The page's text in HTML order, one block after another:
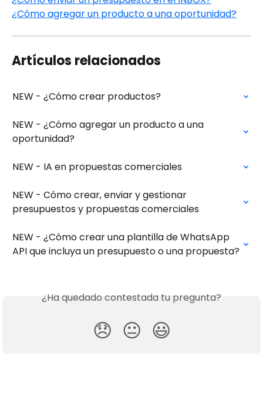
¿Cómo agregar un producto a una oportunidad?
Artículos relacionados
NEW - ¿Cómo crear productos?
NEW - ¿Cómo agregar un producto a una
oportunidad?
NEW - IA en propuestas comerciales
NEW - Cómo crear, enviar y gestionar
presupuestos y propuestas comerciales
NEW - ¿Cómo crear una plantilla de WhatsApp
API que incluya un presupuesto o una propuesta?
¿Ha quedado contestada tu pregunta?
😞 😐 😃